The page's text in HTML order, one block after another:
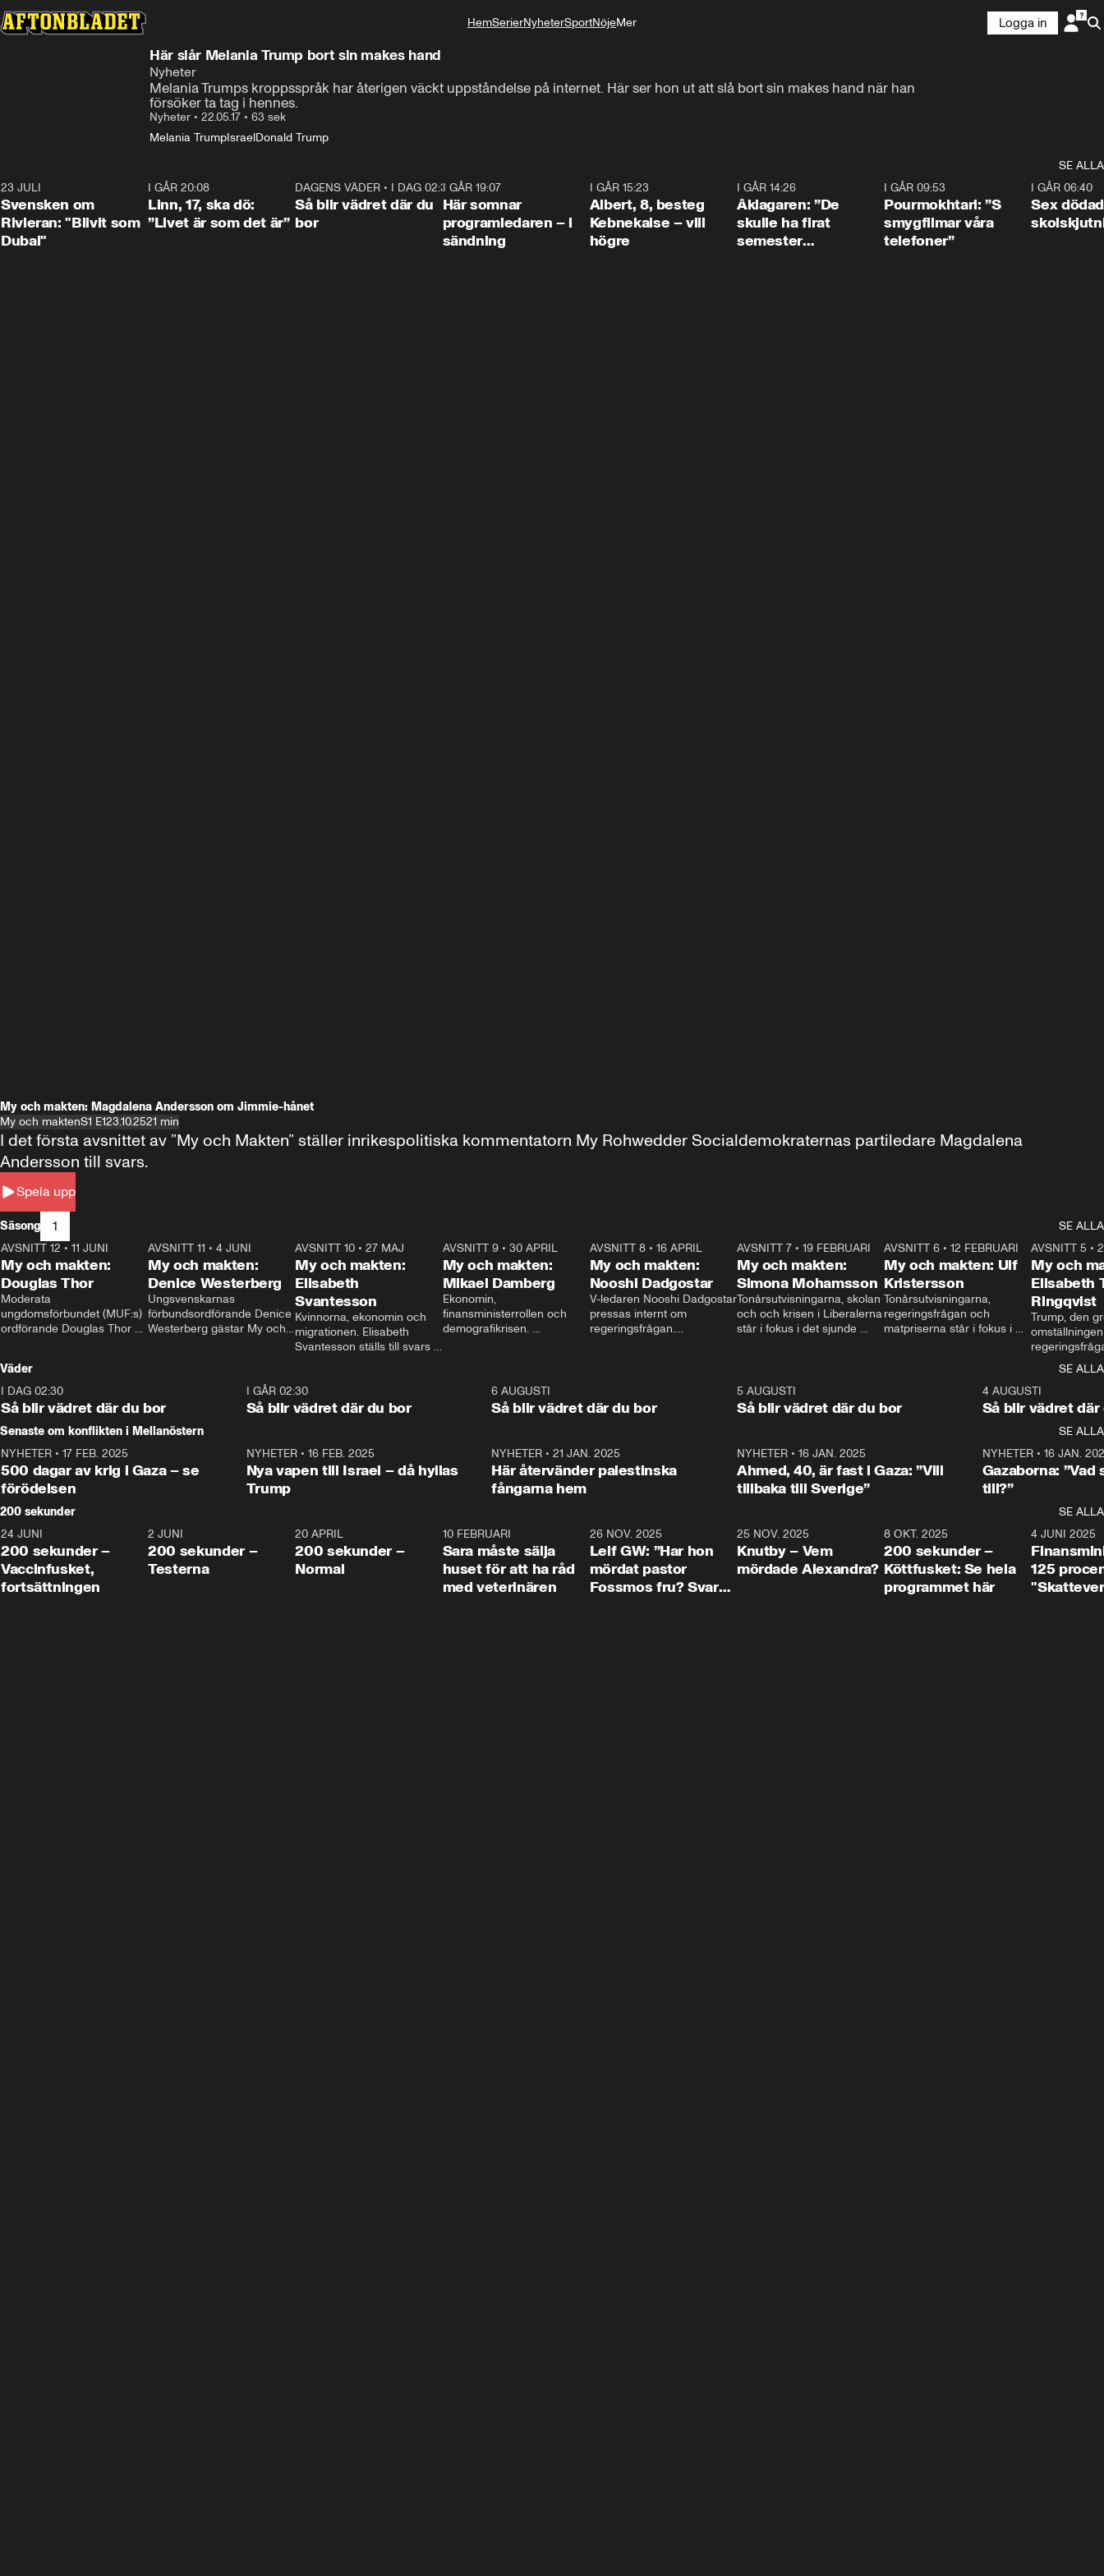
HemSerierNyheterSportNöjeMer
Logga in
Här slår Melania Trump bort sin makes hand
Nyheter
Melania Trumps kroppsspråk har återigen väckt uppståndelse på internet. Här ser hon ut att slå bort sin makes hand när han
försöker ta tag i hennes.
Nyheter • 22.05.17 • 63 sek
Melania TrumpIsraelDonald Trump
SE ALLA
23 JULI
Svensken om
Rivieran: "Blivit som
Dubai"
I GÅR 20:08
Linn, 17, ska dö:
”Livet är som det är”
1:06
DAGENS VÄDER • I DAG 02:30
Så blir vädret där du
bor
I GÅR 19:07
Här somnar
programledaren – i
sändning
I GÅR 15:23
Albert, 8, besteg
Kebnekaise – vill
högre
I GÅR 14:26
Åklagaren: ”De
skulle ha firat
semester
I GÅR 09:53
Pourmokhtari: ”S
smygfilmar våra
telefoner”
I GÅR 06:40
Sex
My och makten: Magdalena Andersson om Jimmie-hånet
My och maktenS1 E123.10.2521 min
Spela upp
I det första avsnittet av ”My och Makten” ställer inrikespolitiska kommentatorn My Rohwedder Socialdemokraternas partiledare Magdalena
Andersson till svars.
Säsong 1
SE ALLA
26:27
AVSNITT 12 • 11 JUNI
My och makten:
Douglas Thor
Moderata
ungdomsförbundet (MUF:s)
ordförande Douglas Thor
tonårsutvisningarna och hur
Moderaterna ska locka
väljare till valet i höst.
23:40
AVSNITT 11 •4 JUNI
My och makten:
Denice Westerberg
Ungsvenskarnas
förbundsordförande Denice
Westerberg gästar My och
AVSNITT 10 •27 MAJ
My och makten:
Elisabeth
Svantesson
Kvinnorna, ekonomin och
migrationen. Elisabeth
Svantesson ställs till svars
AVSNITT 9• 30 APRIL
My och makten:
Mikael Damberg
Ekonomin,
finansministerrollen och
demografikrisen.
och Makten.
AVSNITT 8• 16 APRIL
My och makten:
Nooshi Dadgostar
V-ledaren Nooshi Dadgostar
pressas internt om
regeringsfrågan.
– Vi ställer upp i val. Ska vi
vara med så sitter vi förstås
24:30
AVSNITT 7• 19 FEBRUARI
My och makten:
Simona Mohamsson
Tonårsutvisningarna, skolan
och och krisen i Liberalerna
står i fokus i det sjunde
kommentator My
Rohwedder ställer
utbildnings- och
Mohamsson till svars.
27:30
AVSNITT 6 •12 FEBRUARI
My och makten: Ulf
Kristersson
Tonårsutvisningarna,
regeringsfrågan och
matpriserna står i fokus i
Rohwedder ställer
statsminister Ulf Kristersson
AVSNITT 5 •
My och
Elisabeth
Ringqvist
Trump, den
centrum i
avsnittet av
Makten”. Se
Aftonbladets
Rohwedder
Thand Ring
Väder
SE ALLA
I DAG 02:30
Så blir vädret där du bor
1:06
I GÅR 02:30
Så blir vädret där du bor
6 AUGUSTI
Så blir vädret där du bor
5 AUGUSTI
Så blir vädret där du bor
4 AUGUSTI
Så blir vädret där
Senaste om konflikten i Mellanöstern
SE ALLA
NYHETER • 17 FEB. 2025
500 dagar av krig i Gaza – se
förödelsen
NYHETER• 16 FEB. 2025
Nya vapen till Israel – då hyllas
Trump
NYHETER •21 JAN. 2025
Här återvänder palestinska
fångarna hem
NYHETER• 16 JAN. 2025
Ahmed, 40, är fast i Gaza: ”Vill
tillbaka till Sverige”
NYHETER• 16 JAN.
Gazaborna:
till?”
200 sekunder
SE ALLA
5:00
24 JUNI
200 sekunder –
Vaccinfusket,
fortsättningen
4:23
2 JUNI
200 sekunder –
Testerna
20 APRIL
200 sekunder –
Normal
10 FEBRUARI
Sara måste sälja
huset för att ha råd
med veterinären
26 NOV. 2025
Leif GW: ”Har hon
mördat pastor
Fossmos fru? Svar
31:05
25 NOV. 2025
Knutby – Vem
mördade Alexandra?
4:29
8 OKT. 2025
200 sekunder –
Köttfusket: Se hela
programmet här
4 JUNI 2025
125